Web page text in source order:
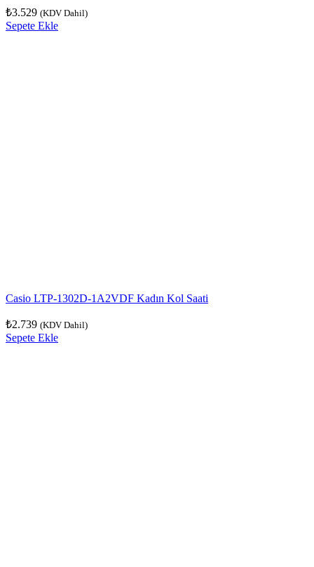
₺3.529 (KDV Dahil)
Sepete Ekle
Casio LTP-1302D-1A2VDF Kadın Kol Saati
₺2.739 (KDV Dahil)
Sepete Ekle